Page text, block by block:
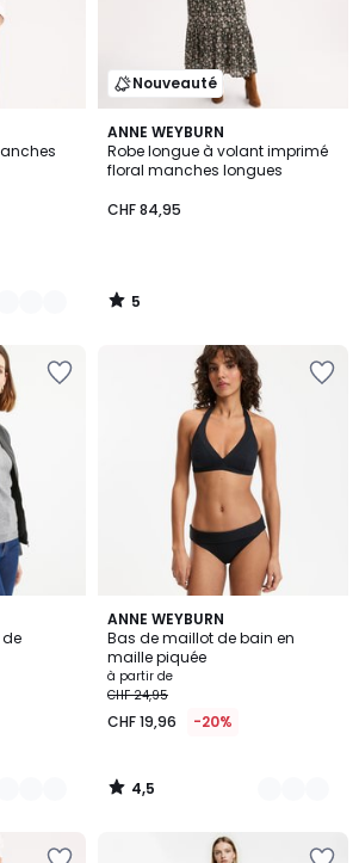
Nouveauté
ANNE WEYBURN
Robe longue à volant imprimé
floral manches longues
CHF 84,95
5
/
5
5
/
ANNE WEYBURN
Bas de maillot de bain en
maille piquée
à partir de
CHF 24,95
CHF 19,96 -20%
4,5
/ 5
2
Couleurs
4,5
/